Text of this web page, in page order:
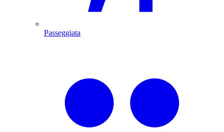
Passeggiata